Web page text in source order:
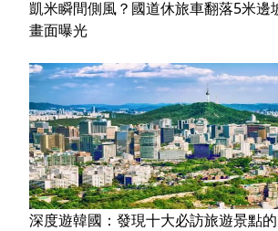
凱米瞬間側風？國道休旅車翻落5米邊
畫面曝光
深度遊韓國：發現十大必訪旅遊景點